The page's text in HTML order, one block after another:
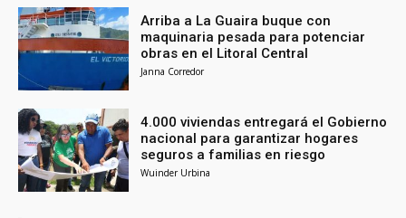
Arriba a La Guaira buque con
maquinaria pesada para potenciar
obras en el Litoral Central
Janna Corredor
4.000 viviendas entregará el Gobierno
nacional para garantizar hogares
seguros a familias en riesgo
Wuinder Urbina